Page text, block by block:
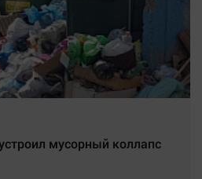
мусорный коллапс